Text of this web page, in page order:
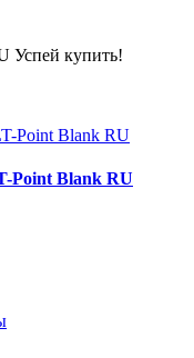
Успей купить!
Point Blank RU